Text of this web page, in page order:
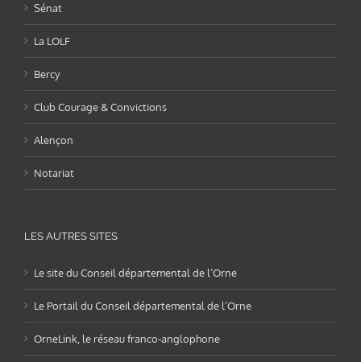
Sénat
La LOLF
Bercy
Club Courage & Convictions
Alençon
Notariat
LES AUTRES SITES
Le site du Conseil départemental de l’Orne
Le Portail du Conseil départemental de l’Orne
OrneLink, le réseau franco-anglophone